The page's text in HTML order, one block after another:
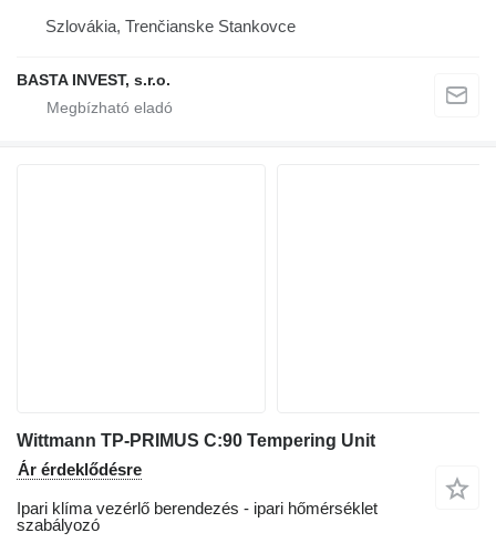
Szlovákia, Trenčianske Stankovce
BASTA INVEST, s.r.o.
Wittmann TP-PRIMUS C:90 Tempering Unit
Ár érdeklődésre
Ipari klíma vezérlő berendezés - ipari hőmérséklet
szabályozó